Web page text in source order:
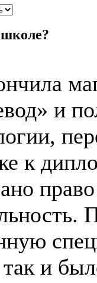
и
к
так и